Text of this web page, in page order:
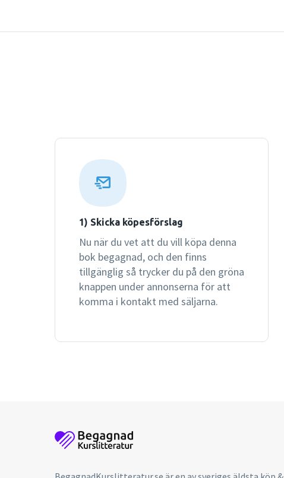
1) Skicka köpesförslag
Nu när du vet att du vill köpa denna
bok begagnad, och den finns
tillgänglig så trycker du på den gröna
knappen under annonserna för att
komma i kontakt med säljarna.